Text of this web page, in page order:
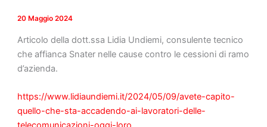
20 Maggio 2024
Articolo della dott.ssa Lidia Undiemi, consulente tecnico
che affianca Snater nelle cause contro le cessioni di ramo
d’azienda.
https://www.lidiaundiemi.it/2024/05/09/avete-capito-
quello-che-sta-accadendo-ai-lavoratori-delle-